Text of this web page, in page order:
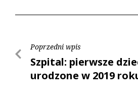
Poprzedni wpis
Szpital: pierwsze
urodzone w 2019